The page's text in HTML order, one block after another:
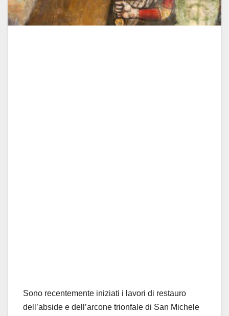
Sono recentemente iniziati i lavori di restauro
dell’abside e dell’arcone trionfale di San Michele